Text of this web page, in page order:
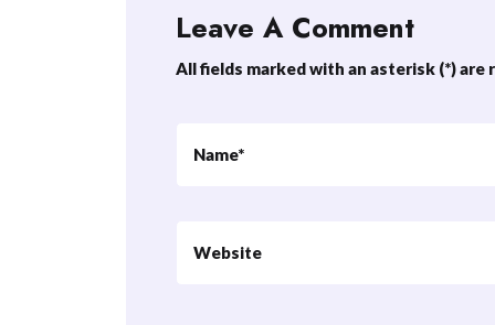
Leave A Comment
All fields marked with an asterisk (*) are